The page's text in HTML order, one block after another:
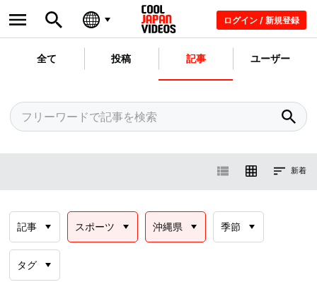
ログイン / 新規登録
全て 投稿 記事 ユーザー
新着
記事 スポーツ 沖縄県 季節
タグ